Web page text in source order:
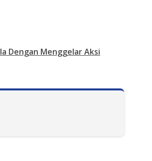
Dengan Menggelar Aksi